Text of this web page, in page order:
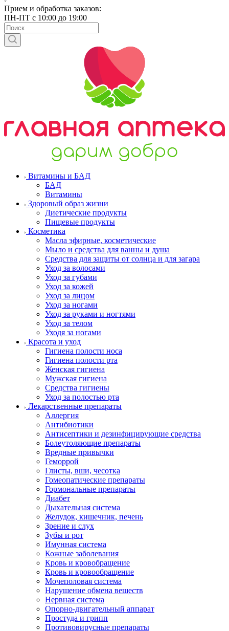
Прием и обработка заказов:
ПН-ПТ с 10:00 до 19:00
Витамины и БАД
БАД
Витамины
Здоровый образ жизни
Диетические продукты
Пищевые продукты
Косметика
Масла эфирные, косметические
Мыло и средства для ванны и душа
Средства для защиты от солнца и для загара
Уход за волосами
Уход за губами
Уход за кожей
Уход за лицом
Уход за ногами
Уход за руками и ногтями
Уход за телом
Уходя за ногами
Красота и уход
Гигиена полости носа
Гигиена полости рта
Женская гигиена
Мужская гигиена
Средства гигиены
Уход за полостью рта
Лекарственные препараты
Аллергия
Антибиотики
Антисептики и дезинфицирующие средства
Болеутоляющие препараты
Вредные привычки
Геморрой
Глисты, вши, чесотка
Гомеопатические препараты
Гормональные препараты
Диабет
Дыхательная система
Желудок, кишечник, печень
Зрение и слух
Зубы и рот
Имунная система
Кожные заболевания
Кровь и кровобращение
Кровь и кровообращение
Мочеполовая система
Нарушение обмена веществ
Нервная система
Опорно-двигательный аппарат
Простуда и грипп
Противовирусные препараты